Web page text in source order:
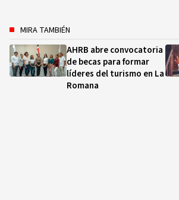
MIRA TAMBIÉN
AHRB abre convocatoria
de becas para formar
líderes del turismo en La
Romana